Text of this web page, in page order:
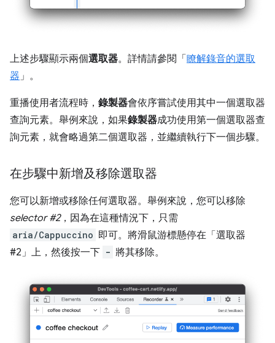
上述步驟顯示兩個選取器。詳情請參閱「瞭解錄音的選取
器 」。
重播使用者流程時， 錄製器會依序嘗試使用其中一個選取器
查詢元素。舉例來說，如果錄製器成功使用第一個選取器查
詢元素，就會略過第二個選取器，並繼續執行下一個步驟。
在步驟中新增及移除選取器
您可以新增或移除任何選取器。舉例來說，您可以移除
selector #2，因為在這種情況下，只需
aria/Cappuccino 即可。將滑鼠游標懸停在「選取器
#2」 上，然後按一下 - 將其移除。